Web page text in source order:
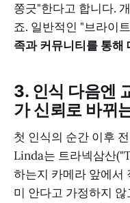
쫑긋"한다고 합니다.
죠. 일반적인 "브라이
족과 커뮤니티를 통해
3. 인식 다음엔
가 신뢰로 바뀌
첫 인식의 순간 이후
Linda는 트라넥삼산
하는지 카메라 앞에서
미 안다고 가정하지